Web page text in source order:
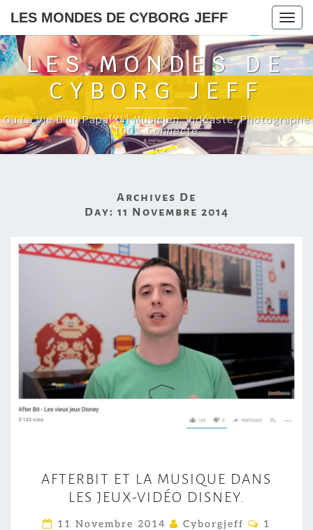
LES MONDES DE CYBORG JEFF
LES MONDES DE
CYBORG JEFF
Ou La Vie D'un Papa(x4) Musicien, Vidéaste, Photographe
100% Connecté
Archives De
Day: 11 Novembre 2014
F
T
E
AFTERBIT ET LA MUSIQUE DANS
LES JEUX-VIDÉO DISNEY.
11 Novembre 2014 Cyborgjeff
C1